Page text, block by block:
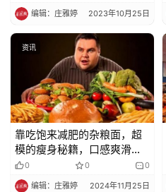
编辑：庄雅婷 2023年10月25日
资讯
靠吃饱来减肥的杂粮面，超
模的瘦身秘籍，口感爽滑劲
道，又富含营养。
0 0 0
编辑：庄雅婷 2024年11月25日